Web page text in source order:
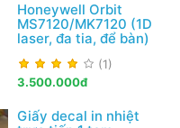
Honeywell Orbit
MS7120/MK7120 (1D
laser, đa tia, để bàn)
(1)
3.500.000đ
Giấy decal in nhiệt